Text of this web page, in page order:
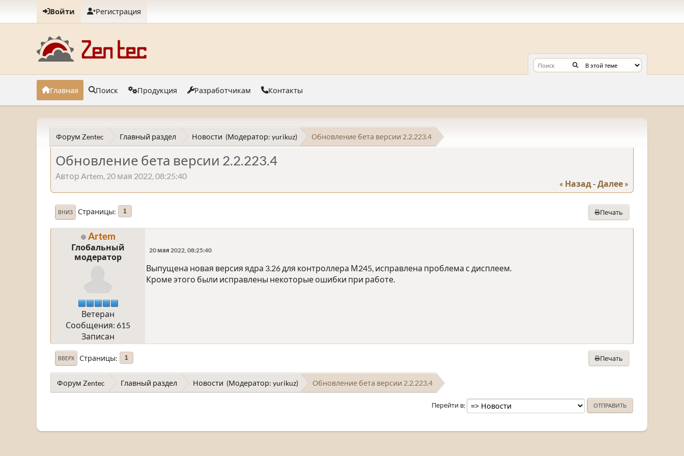
Войти Регистрация
Главная Поиск Продукция Разработчикам Контакты
Форум Zentec Главный раздел Новости (Модератор: yurikuz) Обновление бета версии 2.2.223.4
Обновление бета версии 2.2.223.4
Автор Artem, 20 мая 2022, 08:25:40
« Назад - Далее »
Печать
ВНИЗ Страницы 1
Artem
Глобальный
модератор
Ветеран
Сообщения: 615
Записан
20 мая 2022, 08:25:40
Выпущена новая версия ядра 3.26 для контроллера М245, исправлена проблема с дисплеем.
Кроме этого были исправлены некоторые ошибки при работе.
Печать
ВВЕРХ Страницы 1
Форум Zentec Главный раздел Новости (Модератор: yurikuz) Обновление бета версии 2.2.223.4
Перейти в